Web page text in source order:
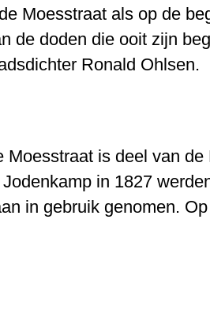
Moesstraat als op de
de doden die ooit zijn
Ronald Ohlsen.
is deel van
in 1827
in gebruik genomen.